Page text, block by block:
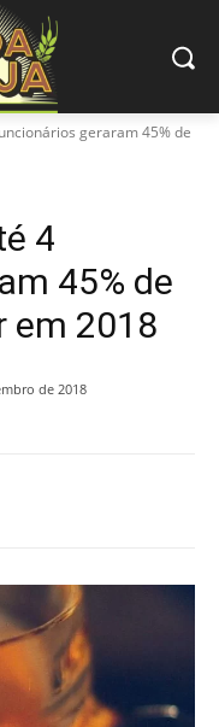
geraram 45% de
4
45% de
em 2018
de 2018